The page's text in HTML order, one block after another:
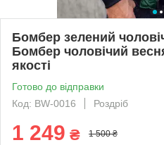
Бомбер зелений
Бомбер чоловічий
якості
Готово до відправки
Код: BW-0016
Роздріб
1 249 ₴ 1 500 ₴